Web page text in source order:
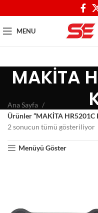
MENU
MAKİTA
Ana Sayfa
Ürünler “MAKİTA HR5201C
2 sonucun tümü gösteriliyor
Menüyü Göster